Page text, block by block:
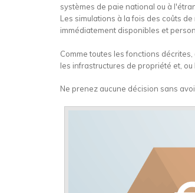
systèmes de paie national ou à
Les simulations à la fois des coûts
immédiatement disponibles et
Comme toutes les fonctions
les infrastructures de propriété et,
Ne prenez aucune décision sans